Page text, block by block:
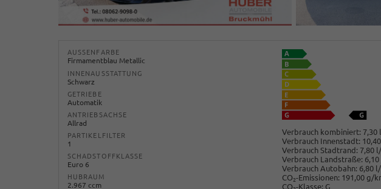
AUSSENFARBE
Firmamentblau Metallic
INNENAUSSTATTUNG
Schwarz
GETRIEBE
Automatik
ANTRIEBSACHSE
Allrad
PARTIKELFILTER
1
SCHADSTOFFKLASSE
Euro 6
HUBRAUM
2.967 ccm
Verbrauch kombiniert: 7,30
Verbrauch Innenstadt:
Verbrauch Stadtrand: 7,80
Verbrauch Landstraße:
Verbrauch Autobahn: 6,80
CO2-Emissionen: 191,00 g/
CO -Klasse: G